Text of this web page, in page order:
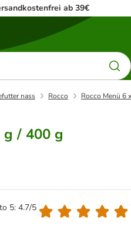
ab 39€
nass Rocco Rocco Menü 6
g / 400 g
5: 4.7/5